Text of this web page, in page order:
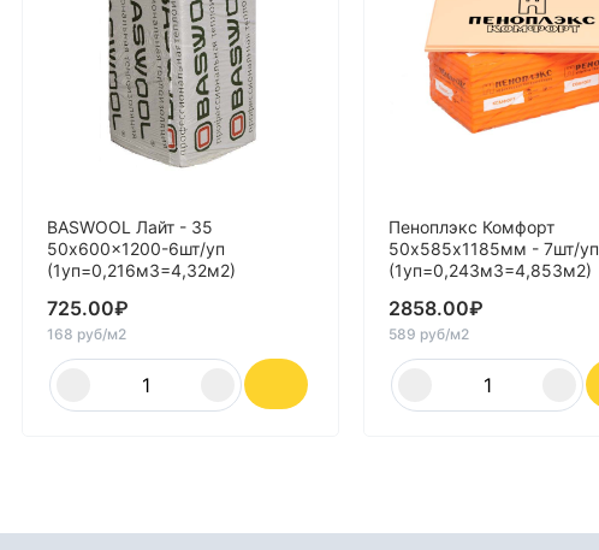
BASWOOL Лайт - 35
50x600x1200-6шт/уп
(1уп=0,216м3=4,32м2)
725.00₽
168 руб/м2
Пеноплэкс Комфорт
50х585х1185мм - 7шт/уп
(1уп=0,243м3=4,853м2)
2858.00₽
589 руб/м2